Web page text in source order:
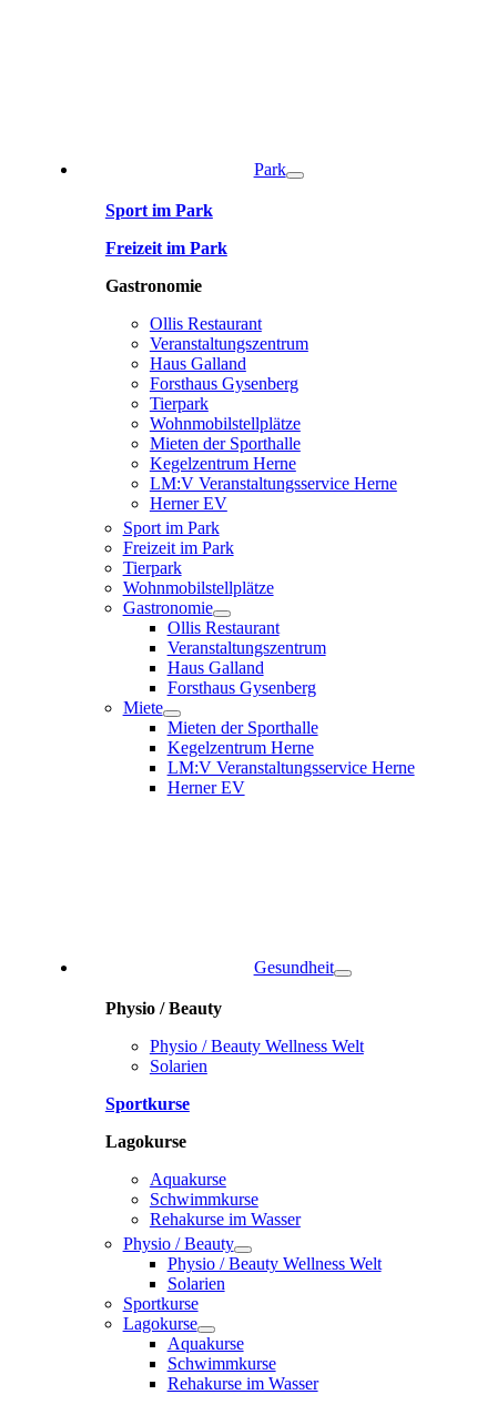
Park
Sport im Park
Freizeit im Park
Gastronomie
Ollis Restaurant
Veranstaltungszentrum
Haus Galland
Forsthaus Gysenberg
Tierpark
Wohnmobilstellplätze
Mieten der Sporthalle
Kegelzentrum Herne
LM:V Veranstaltungsservice Herne
Herner EV
Sport im Park
Freizeit im Park
Tierpark
Wohnmobilstellplätze
Gastronomie
Ollis Restaurant
Veranstaltungszentrum
Haus Galland
Forsthaus Gysenberg
Miete
Mieten der Sporthalle
Kegelzentrum Herne
LM:V Veranstaltungsservice Herne
Herner EV
Gesundheit
Physio / Beauty
Physio / Beauty Wellness Welt
Solarien
Sportkurse
Lagokurse
Aquakurse
Schwimmkurse
Rehakurse im Wasser
Physio / Beauty
Physio / Beauty Wellness Welt
Solarien
Sportkurse
Lagokurse
Aquakurse
Schwimmkurse
Rehakurse im Wasser